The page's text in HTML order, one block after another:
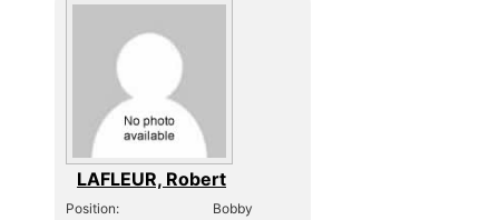
LAFLEUR, Robert
Position:
Bobby